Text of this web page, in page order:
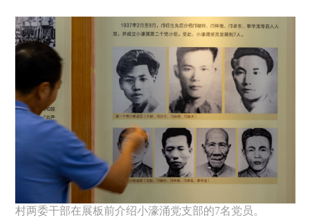
村两委干部在展板前介绍小濠涌党支部的7名党员。